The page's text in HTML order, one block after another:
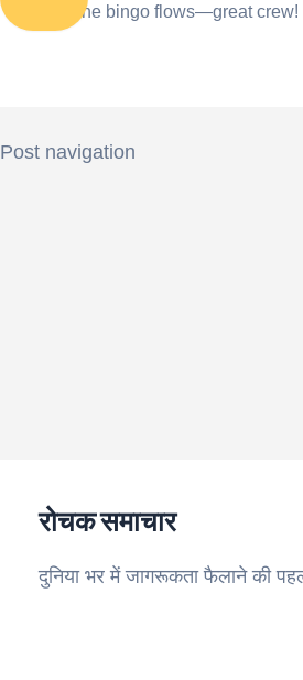
Online bingo flows—great crew!
Post navigation
रोचक समाचार
दुनिया भर में जागरूकता फैलाने की